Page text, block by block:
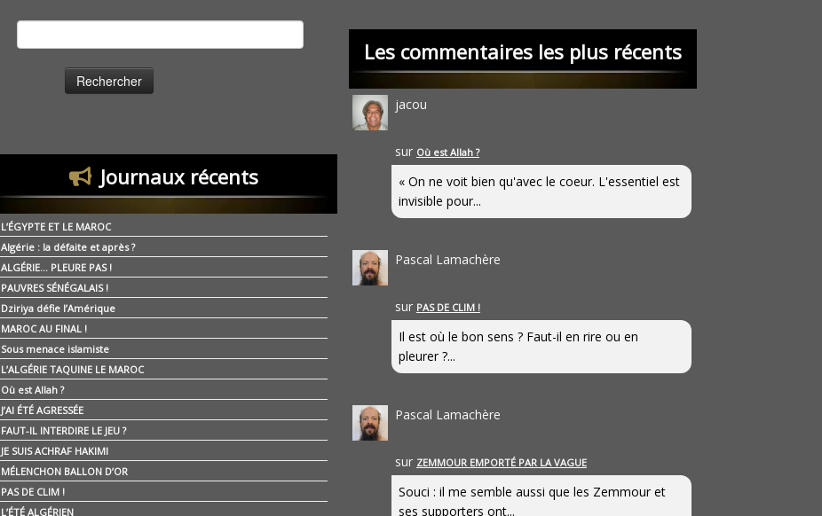
Journaux récents
L’ÉGYPTE ET LE MAROC
Algérie : la défaite et après ?
ALGÉRIE… PLEURE PAS !
PAUVRES SÉNÉGALAIS !
Dziriya défie l’Amérique
MAROC AU FINAL !
Sous menace islamiste
L’ALGÉRIE TAQUINE LE MAROC
Où est Allah ?
J’AI ÉTÉ AGRESSÉE
FAUT-IL INTERDIRE LE JEU ?
JE SUIS ACHRAF HAKIMI
MÉLENCHON BALLON D’OR
PAS DE CLIM !
L’ÉTÉ ALGÉRIEN
Les commentaires les plus récents
jacou
sur Où est Allah ?
« On ne voit bien qu'avec le coeur. L'essentiel est
invisible pour...
Pascal Lamachère
sur PAS DE CLIM !
Il est où le bon sens ? Faut-il en rire ou en
pleurer ?...
Pascal Lamachère
sur ZEMMOUR EMPORTÉ PAR LA VAGUE
Souci : il me semble aussi que les Zemmour et
ses supporters ont...